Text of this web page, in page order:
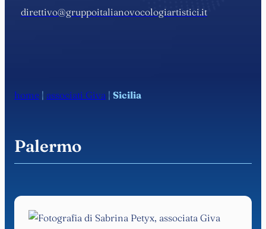
direttivo@gruppoitalianovocologiartistici.it
home | associati Giva | Sicilia
Palermo